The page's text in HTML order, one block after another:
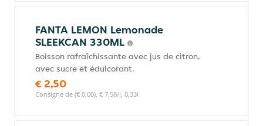
FANTA LEMON Lemonade
SLEEKCAN 330ML
Boisson rafraîchissante avec jus de citron,
avec sucre et édulcorant.
€ 2,50
Consigne de (€ 0,00), € 7,58/l, 0,33l